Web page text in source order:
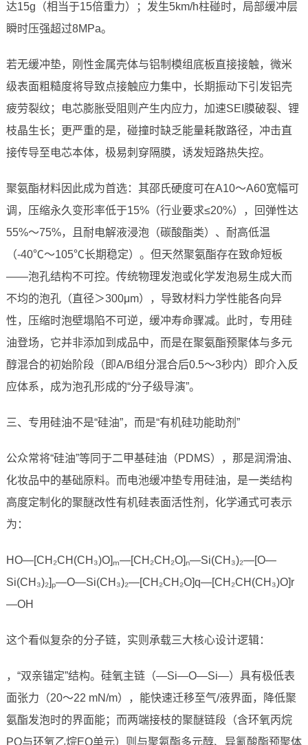
达15g（相当于15倍重力）；发生5km/h柱碰时，局部缓冲层
瞬时压强超过8MPa。
若无缓冲垫，刚性金属壳体与铝制模组底板直接接触，微米
级表面粗糙度将导致点接触应力集中，长期振动下引发铝壳
疲劳裂纹；电芯膨胀受阻则产生内应力，加速SEI膜破裂、锂
枝晶生长；更严重的是，碰撞时缺乏能量耗散路径，冲击直
接传导至电芯本体，极易刺穿隔膜，诱发短路热失控。
聚氨酯材料因此成为首选：其邵氏硬度可在A10～A60宽幅可
调，压缩永久变形率低于15%（行业要求≤20%），回弹性达
55%～75%，且耐电解液浸泡（碳酸酯类）、耐高低温
（-40℃～105℃长期稳定）。但天然聚氨酯存在致命短板
——泡孔结构不可控。传统物理发泡或化学发泡易生成大而
不均的泡孔（直径＞300μm），导致材料力学性能各向异
性，压缩时泡壁塌陷不可逆，缓冲寿命骤减。此时，专用硅
油登场，它并非添加到成品中，而是在聚氨酯预聚体与多元
醇混合的初始阶段（即A/B组分混合后0.5～3秒内）即介入反
应体系，成为泡孔形成的“分子级导演”。
三、专用硅油不是“硅油”，而是“有机硅功能助剂”
公众常将“硅油”等同于二甲基硅油（PDMS），那是润滑油、
化妆品中的基础原料。而电池缓冲垫专用硅油，是一类结构
高度定制化的聚醚改性有机硅表面活性剂，化学通式可表示
为：
HO—[CH₂CH(CH₃)O]ₘ—[CH₂CH₂O]ₙ—Si(CH₃)₂—[O—
Si(CH₃)₂]ₚ—O—Si(CH₃)₂—[CH₂CH₂O]q—[CH₂CH(CH₃)O]r
—OH
这个看似复杂的分子链，实则承载三大核心设计逻辑：
，“双亲锚定”结构。硅氧主链（—Si—O—Si—）具有极低表
面张力（20～22 mN/m），能快速迁移至气/液界面，降低聚
氨酯发泡时的界面能；而两端接枝的聚醚链段（含环氧丙烷
PO与环氧乙烷EO单元）则与聚氨酯多元醇、异氰酸酯预聚体